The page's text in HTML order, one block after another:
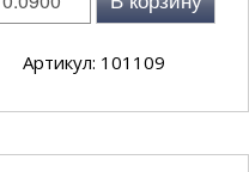
Артикул: 101109